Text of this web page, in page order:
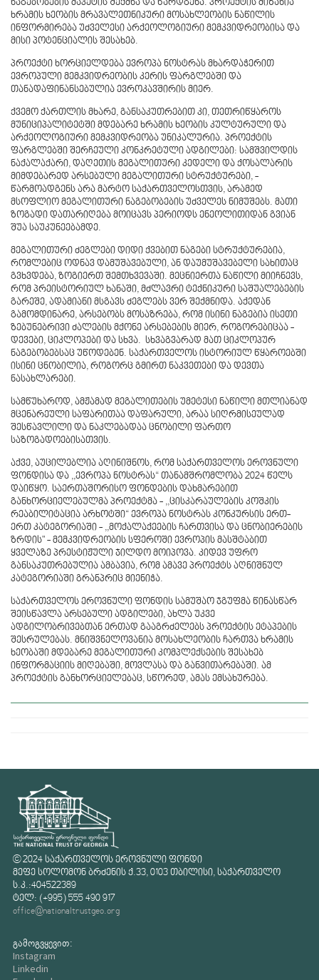
ნაგებობების მაკეტის შექმნა და წარდგენა. პროექტის მიზანია
ხრამის ხეობის მრავალეთნიკური მოსახლეობის ნაწილის
ინფორმირება უძველესი არქეოლოგიური მემკვიდრეობისა და
მისი პოტენციალის შესახებ.
პროექტი ხორციელდება ევროპა ნოსტრას მხარდაჭერით
ევროპული მემკვიდრეობის კერის ფარგლებში და
თანადაფინანსებულია ევროკავშირის მიერ.
ქვემო ქართლის მხარე, განსაკუთრებით კი, თეთრიწყაროს
მუნიციპალიტეტში მდებარე ხრამის ხეობის კულტურული და
არქეოლოგიური მემკვიდრეობა უნიკალურია. პროექტის
ფარგლებში შერჩეული კონკრეტული ადგილები: სამშვილდის
ნაქალაქარი, დაღეთის მეგალითური კედელი და ქოსალარის
მიმდებარედ არსებული მეგალითური სტრუქტურები, -
წარმოადგენს არა მარტო საქართველოსთვის, არამედ
მსოფლიო მეგალითური ნაგებობების უძველეს ნიმუშებს. მათი
ზოგადი დათარიღება მოიცავს პერიოდს ენეოლითიდან გვიან
შუა საუკუნეებამდე.
მეგალითური ძეგლები დიდი ქვებით ნაგები სტრუქტურებია,
რომლებიც ოდნავ დამუშავებული, ან დაუმუშავებელი სახითაც
გვხვდება, ზოგიერთ შემთხვევაში. მეცნიერთა ნაწილი მიიჩნევს,
რომ პრეისტორიულ ხანაში, მძლავრი ტექნიკური საშუალებების
გარეშე, ადამიანი მსგავს ძეგლებს ვერ შექმნიდა. აქედან
გამომდინარე, არსებობს მოსაზრება, რომ ისინი ნაგებია ისეთი
ზებუნებრივი ძალების მქონე არსებების მიერ, როგორებიცაა -
დევები, ციკლოპები და სხვა. სხვაგვარად მათ ციკლოპურ
ნაგებობებსაც უწოდებენ. საქართველოს ისტორიულ წყაროებში
ისინი ცნობილია, როგორც გმირთ ნაკვეთები და დევთა
ნასახლარები.
სამწუხაროდ, ამჟამად მეგალითების უმეტესი ნაწილი მთლიანად
მცენარეული საფარითაა დაფარული, არაა სიღრმისეულად
შესწავლილი და ნაკლებადაა ცნობილი ფართო
საზოგადოებისათვის.
აქვე, აუცილებლია აღინიშნოს, რომ საქართველოს ეროვნული
ფონდისა და ,,ევროპა ნოსტრას“ თანამშრომლობა 2024 წელს
დაიწყო. საერთაშორისო ფონდების დახმარებით
განხორციელებულმა პროექტმა - ,,ცისკარაულების კოშკის
რეაბილიტაცია არხოტში“ ევროპა ნოსტრას კონკურსის ერთ-
ერთ კატეგორიაში - ,,მოქალაქეების ჩართვისა და ცნობიერების
ზრდის" - მემკვიდრეობის სფეროში ევროპის მასშტაბით
ყველაზე პრესტიჟული ჯილდო მოიპოვა. კიდევ უფრო
განსაკუთრებულია ამბავია, რომ ამავე პროექტს აღნიშნულ
კატეგორიაში გრანპრიც მიენიჭა.
საქართველოს ეროვნული ფონდის სამუშაო ჯგუფმა წინასწარ
შეისწავლა არსებული ადგილები, ახლა უკვე
ადგილობრივებთან ერთად გააგრძელებს პროექტის ეტაპების
შესრულებას. მნიშვნელოვანია მოსახლეობის ჩართვა ხრამის
ხეობაში მდებარე მეგალითური კომპლექსების შესახებ
ინფორმაციის მიღებაში, მოვლასა და განვითარებაში. ამ
პროექტის განხორციელებაც, სწორედ, ამას ემსახურება.
© 2024 საქართველოს ეროვნული ფონდი
მეფე სოლომონ ბრძენის ქ.33, 0103 თბილისი, საქართველო
ს.კ.:404522389
ტელ: (+995) 555 490 917
office@nationaltrustgeo.org
გამოგვყევით:
Instagram
Linkedin